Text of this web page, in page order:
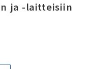
ja -laitteisiin